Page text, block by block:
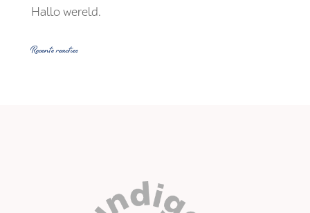
Hallo wereld.
Recente reacties